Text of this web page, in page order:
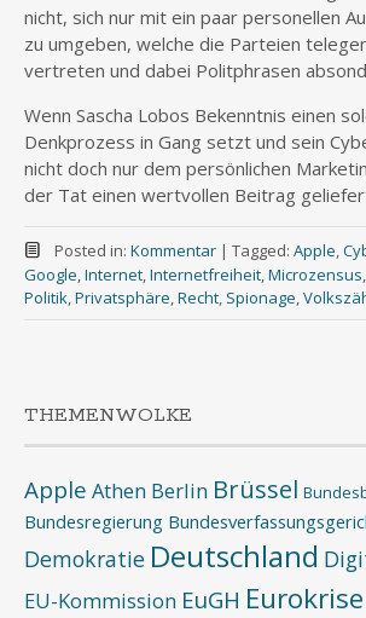
nicht, sich nur mit ein paar personellen
zu umgeben, welche die Parteien
vertreten und dabei Politphrasen
Wenn Sascha Lobos Bekenntnis einen
Denkprozess in Gang setzt und sein
nicht doch nur dem persönlichen
der Tat einen wertvollen Beitrag
Posted in: Kommentar | Tagged: Apple,
Google,Internet,Internetfreiheit,Microzensus,
Politik,Privatsphäre,Recht, Spionage,
THEMENWOLKE
Apple Athen Berlin Brüssel
Bundesregierung
Demokratie Deutschland
EU-Kommission EuGH Eurokrise